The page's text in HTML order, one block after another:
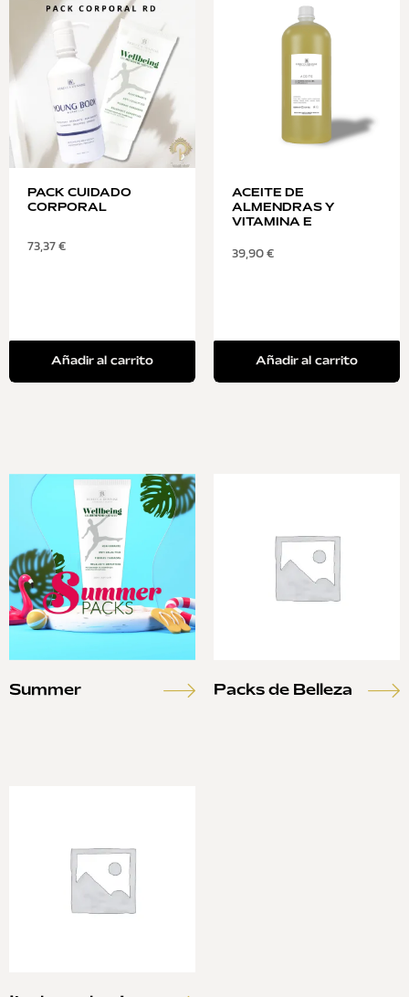
PACK CUIDADO
CORPORAL
73,37€
Añadir al carrito
ACEITE DE
ALMENDRAS Y
VITAMINA E
39,90€
Añadir al carrito
Summer Packs de Belleza